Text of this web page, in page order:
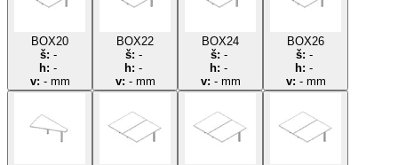
BOX20
š: -
h: -
v: -mm
BOX22
š: -
h: -
v: -mm
BOX24
š: -
h: -
v: -mm
BOX26
š: -
h: -
v: -mm